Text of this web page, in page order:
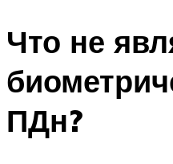
Что не
ПДн?